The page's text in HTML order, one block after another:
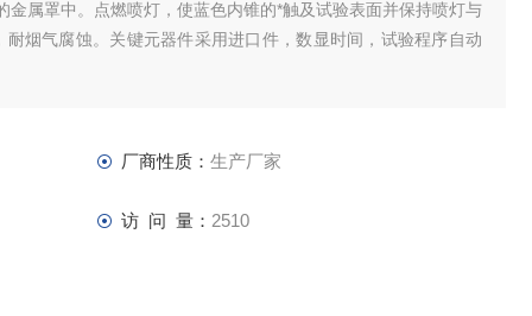
金属罩中。点燃喷灯，使蓝色内锥的*触及试验表面并保持喷灯与
烟气腐蚀。关键元器件采用进口件，数显时间，试验程序自动
厂商性质： 生产厂家
访 问 量： 2510